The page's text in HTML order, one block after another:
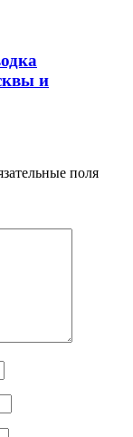
и
поля